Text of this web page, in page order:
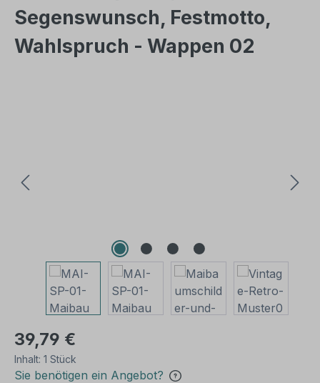
Segenswunsch, Festmotto,
Wahlspruch - Wappen 02
39,79 €
Inhalt: 1 Stück
Sie benötigen ein Angebot?